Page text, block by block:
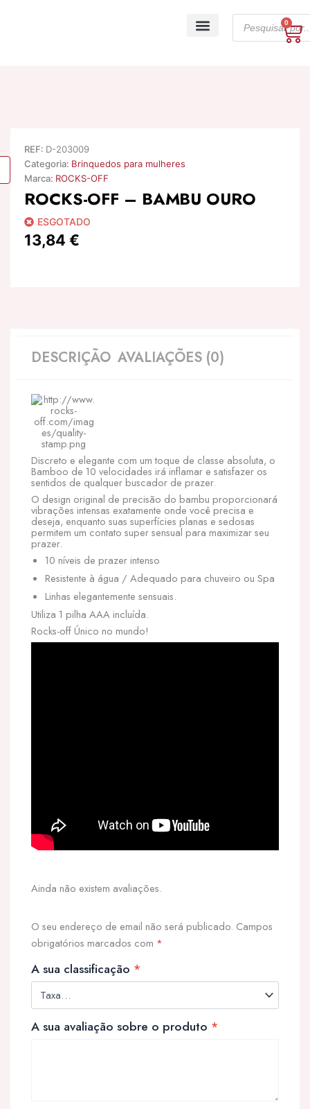
search
0
REF: D-203009
Categoria: Brinquedos para mulheres
Marca: ROCKS-OFF
ROCKS-OFF – BAMBU OURO
ESGOTADO
13,84 €
DESCRIÇÃO AVALIAÇÕES (0)
Discreto e elegante com um toque de classe absoluta, o
Bamboo de 10 velocidades irá inflamar e satisfazer os
sentidos de qualquer buscador de prazer.
O design original de precisão do bambu proporcionará
vibrações intensas exatamente onde você precisa e
deseja, enquanto suas superfícies planas e sedosas
permitem um contato super sensual para maximizar seu
prazer.
10 níveis de prazer intenso
Resistente à água / Adequado para chuveiro ou Spa
Linhas elegantemente sensuais.
Utiliza 1 pilha AAA incluída.
Rocks-off Único no mundo!
Ainda não existem avaliações.
O seu endereço de email não será publicado. Campos
obrigatórios marcados com *
A sua classificação *
A sua avaliação sobre o produto *